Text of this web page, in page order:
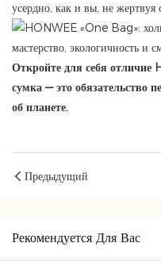
усердно, как и вы, не жертвуя
Откройте для себя отличие
сумка — это обязательство
об планете.
Предыдущий
Рекомендуется Для Вас